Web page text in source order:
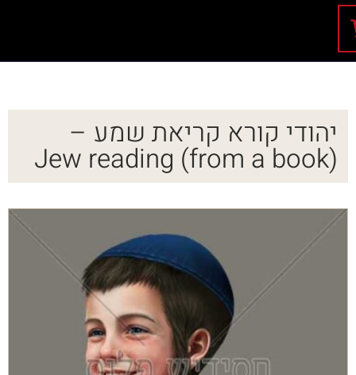
יהודי קורא קריאת שמע –
Jew reading (from a book)